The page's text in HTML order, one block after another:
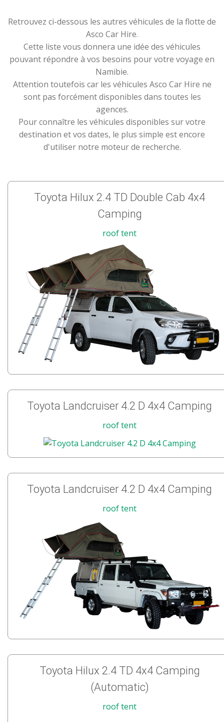
Retrouvez ci-dessous les autres véhicules de la flotte de
Asco Car Hire.
Cette liste vous donnera une idée des véhicules
pouvant répondre à vos besoins pour votre voyage en
Namibie.
Attention toutefois car les véhicules Asco Car Hire ne
sont pas forcément disponibles dans toutes les
agences.
Pour connaître les véhicules disponibles sur votre
destination et vos dates, le plus simple est encore
d'utiliser notre moteur de recherche.
Toyota Hilux 2.4 TD Double Cab 4x4
Camping
roof tent
Toyota Landcruiser 4.2 D 4x4 Camping
roof tent
Toyota Landcruiser 4.2 D 4x4 Camping
roof tent
Toyota Hilux 2.4 TD 4x4 Camping
(Automatic)
roof tent